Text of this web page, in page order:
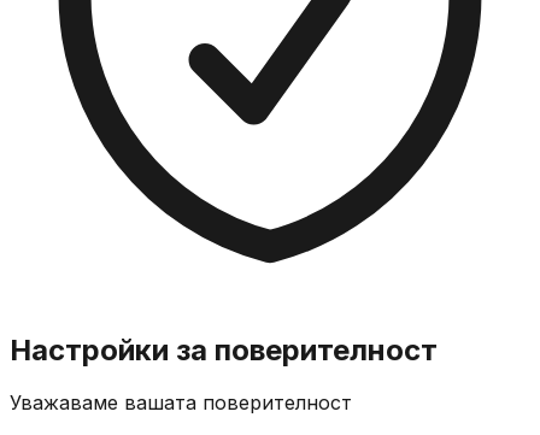
Настройки за поверителност
Уважаваме вашата поверителност